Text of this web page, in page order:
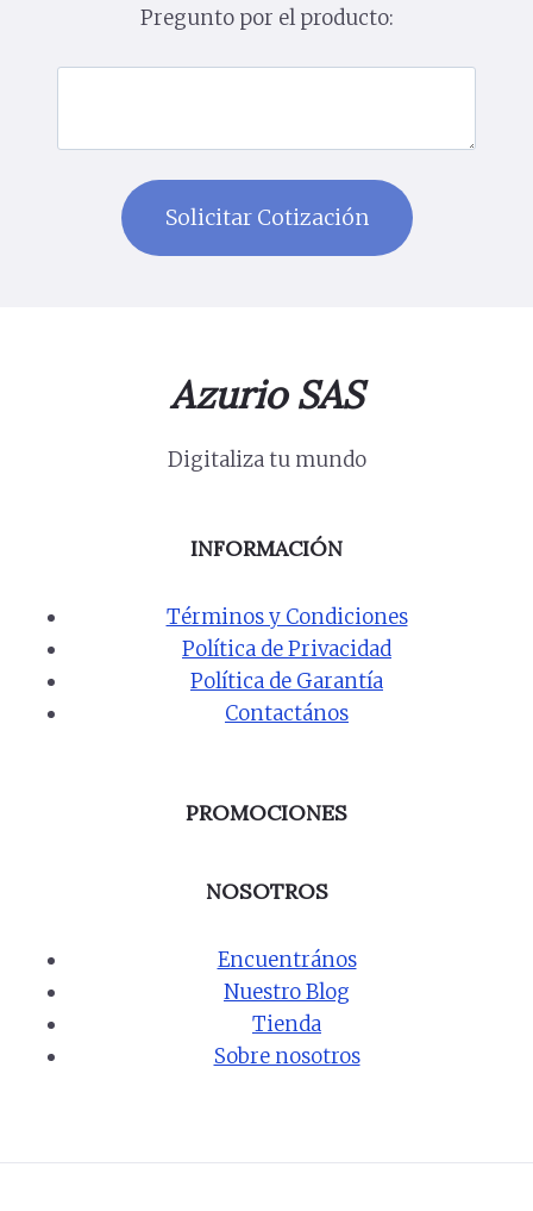
Pregunto por el producto:
Azurio SAS
Digitaliza tu mundo
INFORMACIÓN
Términos y Condiciones
Política de Privacidad
Política de Garantía
Contactános
PROMOCIONES
NOSOTROS
Encuentrános
Nuestro Blog
Tienda
Sobre nosotros